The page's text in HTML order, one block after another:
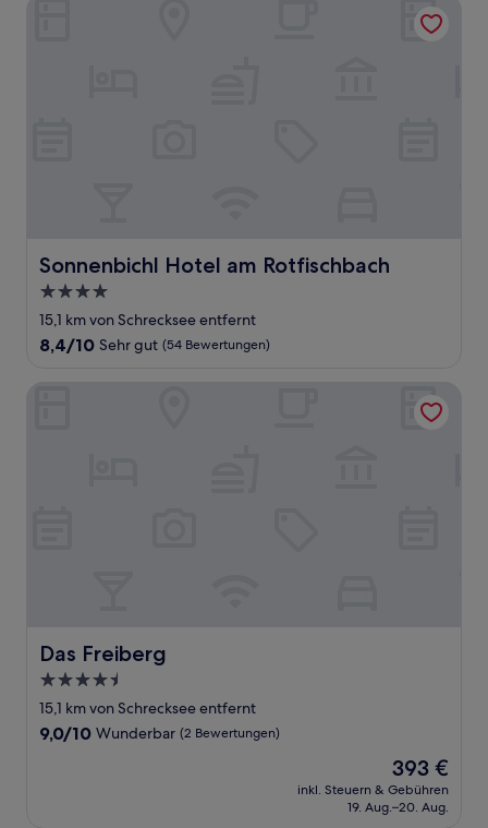
Sonnenbichl Hotel am Rotfischbach
Sonnenbichl Hotel am Rotfischbach
4.0-
Sterne-
Unterkunft
15,1 km von Schrecksee entfernt
8.4
10,
8,4/10 Sehr gut (54 Bewertungen)
Das Freiberg
Das Freiberg
4.5-
Sterne-
Unterkunft
15,1 km von Schrecksee entfernt
9.0
9,0/10 Wunderbar (2 Bewertungen)
Der
Preis
beträgt
393 €
inkl. Steuern & Gebühren
19. Aug.–20. Aug.